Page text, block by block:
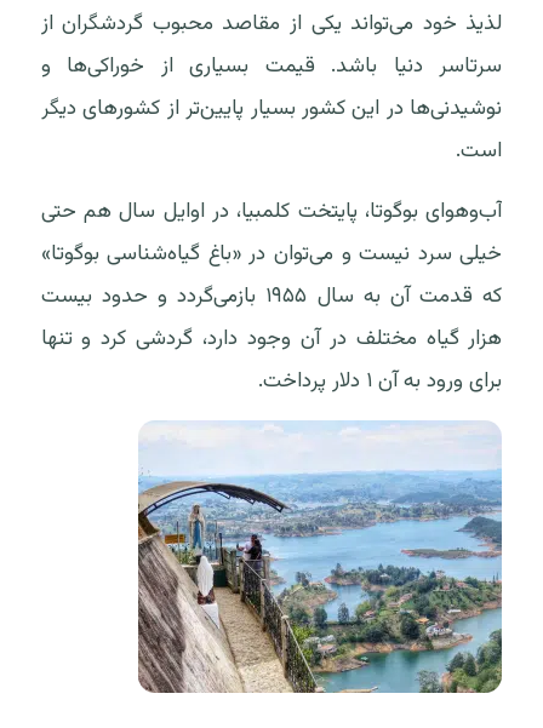
لذیذ خود می‌تواند یکی از مقاصد محبوب گردشگران از
سرتاسر دنیا باشد. قیمت بسیاری از خوراکی‌ها و
نوشیدنی‌ها در این کشور بسیار پایین‌تر از کشورهای دیگر
است.
آب‌وهوای بوگوتا، پایتخت کلمبیا، در اوایل سال هم حتی
خیلی سرد نیست و می‌توان در «باغ گیاه‌شناسی بوگوتا»
که قدمت آن به سال ۱۹۵۵ بازمی‌گردد و حدود بیست
هزار گیاه مختلف در آن وجود دارد، گردشی کرد و تنها
برای ورود به آن ۱ دلار پرداخت.